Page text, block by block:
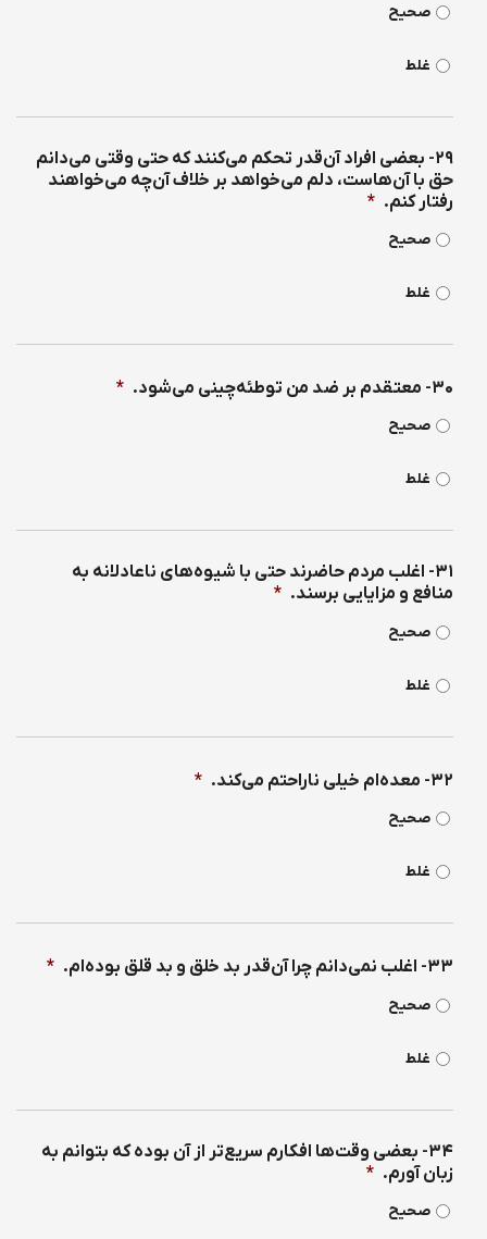
صحیح
غلط
۲۹- بعضی افراد آن‌قدر تحكم می‌كنند كه حتی وقتی می‌دانم
حق با آن‌هاست، دلم می‌خواهد بر خلاف آن‌چه می‌خواهند
رفتار كنم. *
صحیح
غلط
۳۰- معتقدم بر ضد من توطئه‌چینی می‌شود. *
صحیح
غلط
۳۱- اغلب مردم حاضرند حتی با شیوه‌های ناعادلانه به
منافع و مزایایی برسند. *
صحیح
غلط
۳۲- معده‌ام خیلی ناراحتم می‌كند. *
صحیح
غلط
۳۳- اغلب نمی‌دانم چرا آن‌قدر بد خلق و بد قلق بوده‌ام. *
صحیح
غلط
۳۴- بعضی وقت‌ها افكارم سریع‌تر از آن بوده كه بتوانم به
زبان آورم. *
صحیح